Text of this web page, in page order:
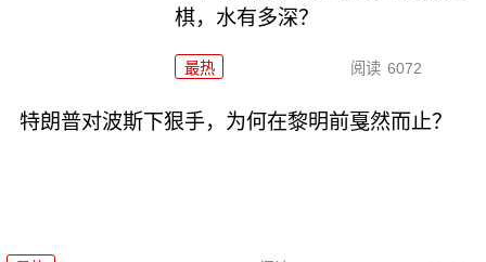
棋，水有多深？
最热 阅读 6072
特朗普对波斯下狠手，为何在黎明前戛然而止？